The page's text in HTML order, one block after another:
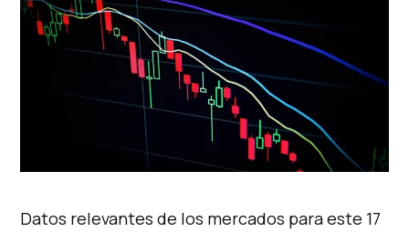
Datos relevantes de los mercados para este 17